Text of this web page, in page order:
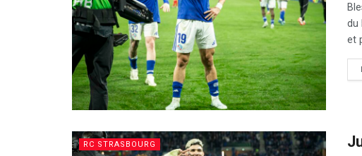
du
et
RC STRASBOURG